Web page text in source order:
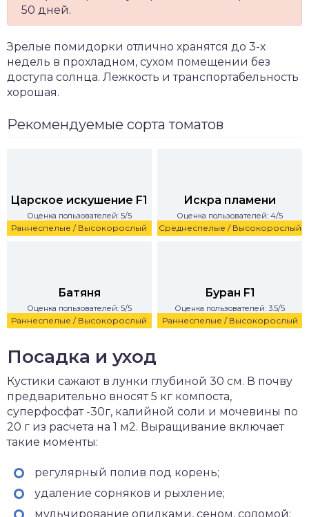
50 дней.
Зрелые помидорки отлично хранятся до 3-х
недель в прохладном, сухом помещении без
доступа солнца. Лежкость и транспортабельность
хорошая.
Рекомендуемые сорта томатов
Раннеспелые / Высокорослый
Царское искушение F1
Оценка пользователей: 5/5
Среднеспелые / Высокорослый
Искра пламени
Оценка пользователей: 4/5
Раннеспелые / Высокорослый
Батяня
Оценка пользователей: 5/5
Раннеспелые / Высокорослый
Буран F1
Оценка пользователей: 3.5/5
Посадка и уход
Кустики сажают в лунки глубиной 30 см. В почву
предварительно вносят 5 кг компоста,
суперфосфат -30г, калийной соли и мочевины по
20 г из расчета на 1 м2. Выращивание включает
такие моменты:
регулярный полив под корень;
удаление сорняков и рыхление;
мульчирование опилками, сеном, соломой;